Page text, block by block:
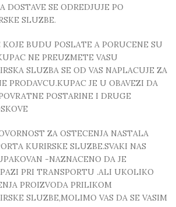
DOSTAVE SE ODREDJUJE PO
SLUZBE.
BUDU POSLATE A PORUCENE SU
NE PREUZMETE VASU
SLUZBA SE OD VAS NAPLACUJE ZA
PRODAVCU.KUPAC JE U OBAVEZI DA
POSTARINE I DRUGE
ZA OSTECENJA NASTALA
KURIRSKE SLUZBE.SVAKI NAS
-NAZNACENO DA JE
PRI TRANSPORTU .ALI UKOLIKO
PROIZVODA PRILIKOM
SLUZBE,MOLIMO VAS DA SE VASIM